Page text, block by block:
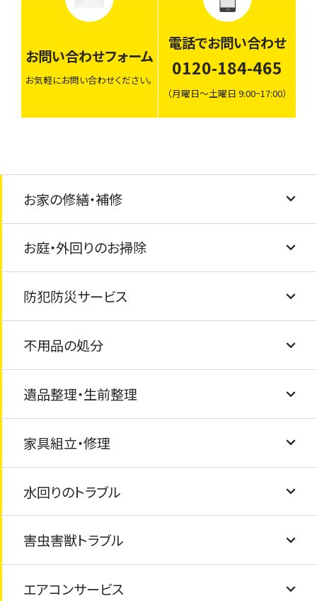
お問い合わせフォーム
お気軽にお問い合わせください。
電話でお問い合わせ
0120-184-465
（月曜日〜土曜日 9:00~17:00）
お家の修繕・補修
建具調整
壁紙・クロスの張替え
フローリング交換
玄関の鍵交換・ドアノブ交換
窓ガラス・サッシ交換・内窓（インプラス）設置
駐車場コンクリート工事
タイル交換/ひび割れ
フェンス工事
お庭・外回りのお掃除
草むしり・庭掃除
外観クリーニング
物置・カーポートの解体・撤去
防犯防災サービス
防犯カメラ・ライトの設置
家具の固定・転倒防止
不用品の処分
粗大ごみの処分
風呂釜と浴槽の撤去と処分
テレビ・冷蔵庫・洗濯機・乾燥機・マッサージチ
ェアの処分
布団・毛布の処分
遺品整理・生前整理
ゴミ屋敷清掃・汚部屋清掃
遺品整理のお手伝い
家具組立・修理
家具の修繕
家具組み立て
水回りのトラブル
排水溝の詰まり
トイレの詰まり
害虫害獣トラブル
シロアリ・害虫駆除
エアコンサービス